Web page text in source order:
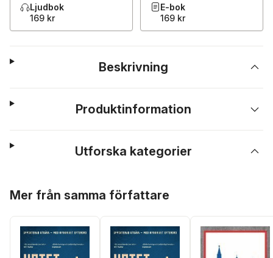
Ljudbok
169 kr
E-bok
169 kr
Beskrivning
Produktinformation
Utforska kategorier
Mer från samma författare